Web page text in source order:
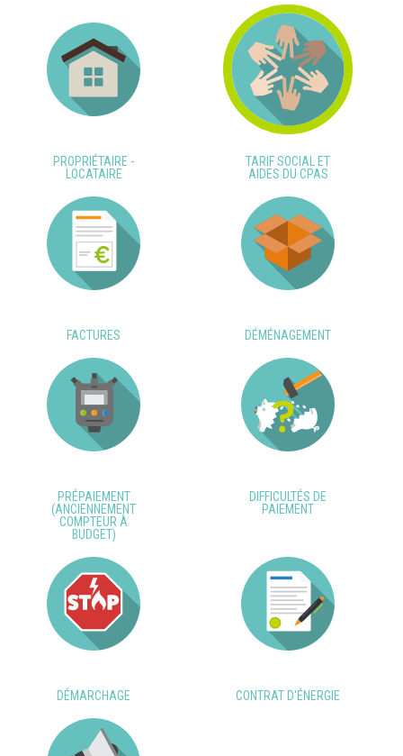
PROPRIÉTAIRE -
LOCATAIRE
TARIF SOCIAL ET
AIDES DU CPAS
FACTURES DÉMÉNAGEMENT
PRÉPAIEMENT
(ANCIENNEMENT
COMPTEUR À
BUDGET)
DIFFICULTÉS DE
PAIEMENT
DÉMARCHAGE CONTRAT D'ÉNERGIE